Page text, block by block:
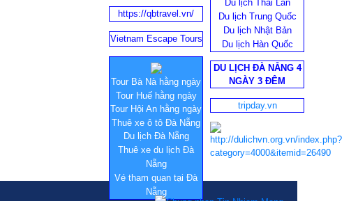
Du lịch Thái Lan
Du lịch Trung Quốc
Du lịch Nhật Bản
Du lịch Hàn Quốc
https://qbtravel.vn/
Vietnam Escape Tours
Tour Bà Nà hằng ngày
Tour Huế hằng ngày
Tour Hội An hằng ngày
Thuê xe ô tô Đà Nẵng
Du lịch Đà Nẵng
Thuê xe du lịch Đà
Nẵng
Vé tham quan tại Đà
Nẵng
DU LỊCH ĐÀ NẴNG 4
NGÀY 3 ĐÊM
tripday.vn